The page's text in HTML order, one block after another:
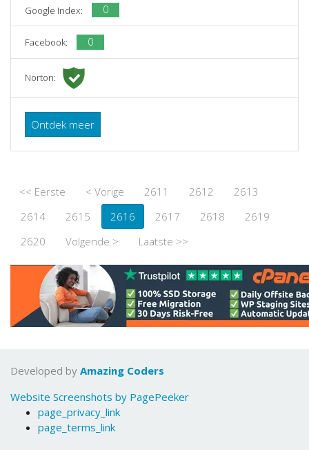
Google Index: 0
Facebook: 0
Norton:
Ontdek meer
<< Eerste < Vorige 2611 2612
2613
2614
2615 2616 2617 2618
2619
2620
Volgende > Laatste >>
Developed by Amazing Coders
Website Screenshots by PagePeeker
page_privacy_link
page_terms_link